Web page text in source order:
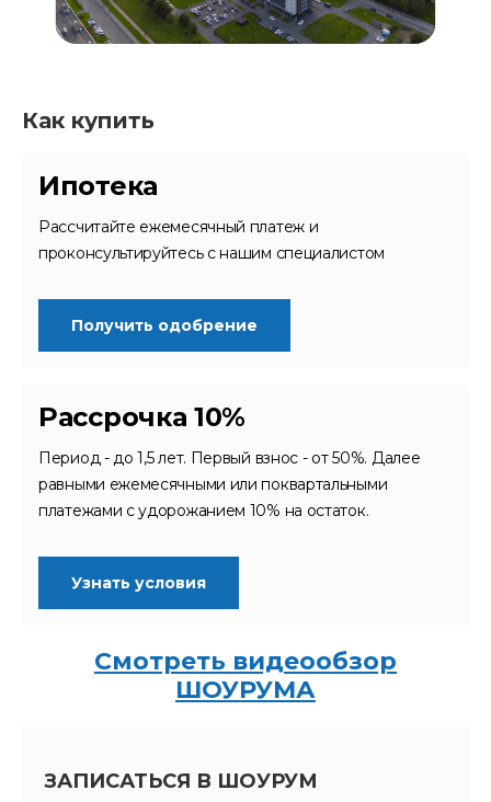
Как купить
Ипотека
Рассчитайте ежемесячный платеж и
проконсультируйтесь с нашим специалистом
Получить одобрение
Рассрочка 10%
Период - до 1,5 лет. Первый взнос - от 50%. Далее
равными ежемесячными или поквартальными
платежами с удорожанием 10% на остаток.
Узнать условия
Смотреть видеообзор
ШОУРУМА
ЗАПИСАТЬСЯ В ШОУРУМ